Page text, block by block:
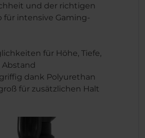
und der richtigen
für intensive Gaming-
für Höhe, Tiefe,
dank Polyurethan
für zusätzlichen Halt